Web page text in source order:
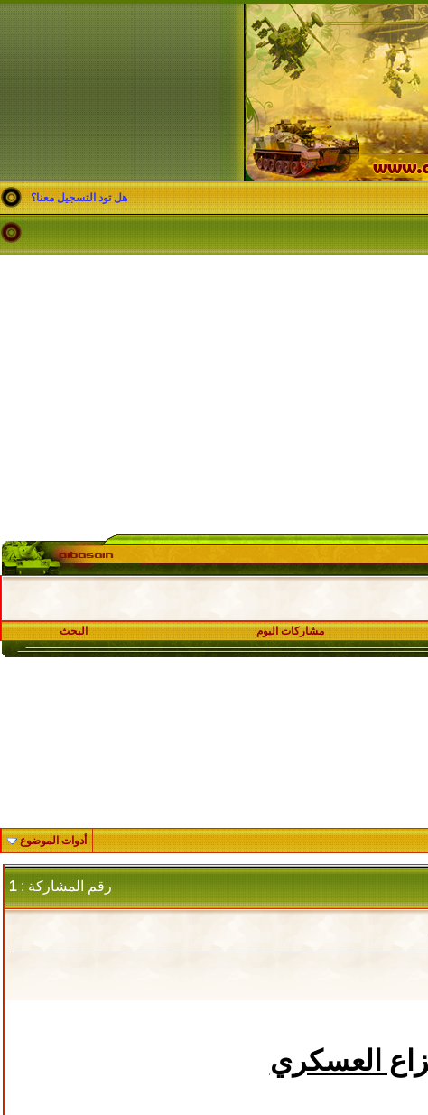
هل تود التسجيل معنا؟
مشاركات اليوم البحث
أدوات الموضوع
رقم المشاركة : 1
العسكري